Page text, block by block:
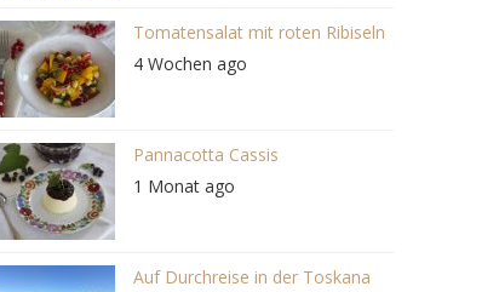
Tomatensalat mit roten Ribiseln
4 Wochen ago
Pannacotta Cassis
1 Monat ago
Auf Durchreise in der Toskana